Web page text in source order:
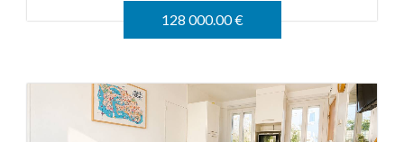
128 000.00 €